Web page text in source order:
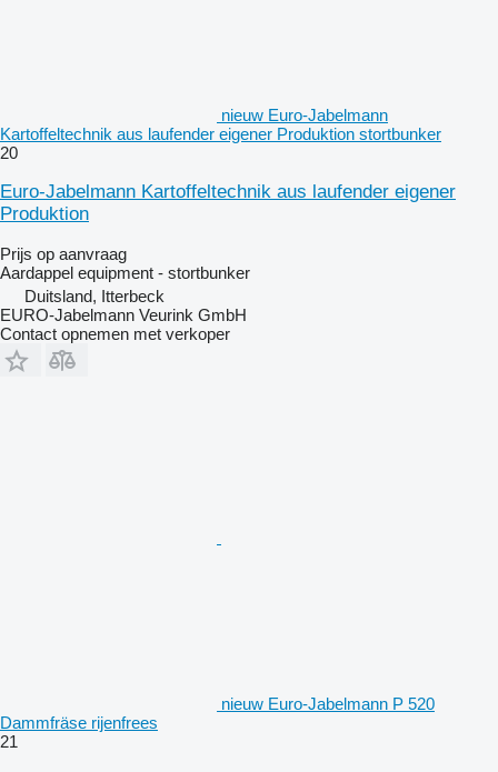
nieuw Euro-Jabelmann
Kartoffeltechnik aus laufender eigener Produktion stortbunker
20
Euro-Jabelmann Kartoffeltechnik aus laufender eigener
Produktion
Prijs op aanvraag
Aardappel equipment - stortbunker
Duitsland, Itterbeck
EURO-Jabelmann Veurink GmbH
Contact opnemen met verkoper
nieuw Euro-Jabelmann P 520
Dammfräse rijenfrees
21